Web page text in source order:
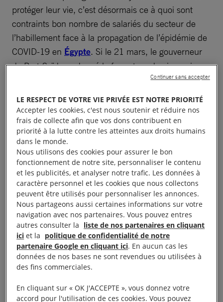
protéger leur vie, c’est désormais ce à quoi sont
contraints bon nombre de salariés du secteur de
l’habillement face à la propagation de l’épidémie de
COVID-19 en Égypte. Si le 21 mars, le gouverneur
de Port-Saïd a ordonné la fermeture de cinq usines
après l’apparition de cas de COVID-19 et le décès
d’un travailleur, la décision n’a pas été appliquée
immédiatement.
De ce fait, des centaines d’employés faiblement
rémunérés ont lancé un mouvement social les 22 et
23 mars, qui ensuite a rapidement été suivi dans
plusieurs usines d’Ismaïlia. A contrario, depuis deux
semaines, le patronat égyptien fait pression
publiquement sur l’État pour qu’il autorise les
entreprises privées à rester ouvertes, sans pour
autant se soucier de la sécurité sanitaire et des
moyens d’existence des salariés.
Or les risques sont bel et bien présents. Après nous
être entretenus avec des salariés de sept grandes
usines de confection, qui comptent chacune entre
LE RESPECT DE VOTRE VIE PRIVÉE EST NOTRE PRIORITÉ
Accepter les cookies, c'est nous soutenir et réduire nos
frais de collecte afin que vos dons contribuent en
priorité à la lutte contre les atteintes aux droits humains
dans le monde.
Nous utilisons des cookies pour assurer le bon
fonctionnement de notre site, personnaliser le contenu
et les publicités, et analyser notre trafic. Les données à
caractère personnel et les cookies que nous collectons
peuvent être utilisés pour personnaliser les annonces.
Nous partageons aussi certaines informations sur votre
navigation avec nos partenaires. Vous pouvez entres
autres consulter la liste de nos partenaires en cliquant
ici et la politique de confidentialité de notre
partenaire Google en cliquant ici. En aucun cas les
données de nos bases ne sont revendues ou utilisées à
des fins commerciales.
En cliquant sur « OK J'ACCEPTE », vous donnez votre
accord pour l'utilisation de ces cookies. Vous pouvez
Continuer sans accepter